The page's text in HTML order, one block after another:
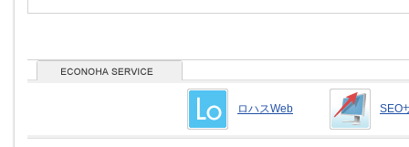
ロハスWeb SEO